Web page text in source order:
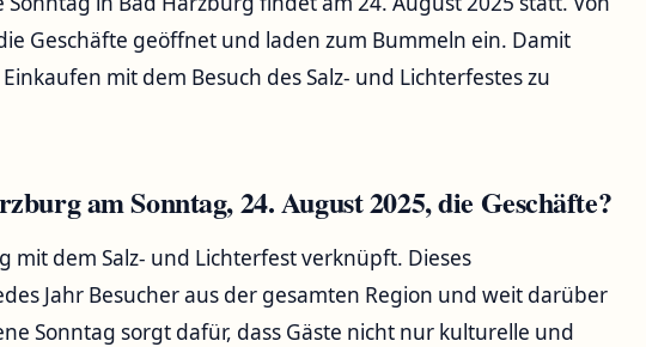
Geschäfte geöffnet und laden zum Bummeln ein. Damit
mit dem Besuch des Salz- und Lichterfestes zu
am Sonntag, 24. August 2025, die Geschäfte?
mit dem Salz- und Lichterfest verknüpft. Dieses
Jahr Besucher aus der gesamten Region und weit darüber
Sonntag sorgt dafür, dass Gäste nicht nur kulturelle und